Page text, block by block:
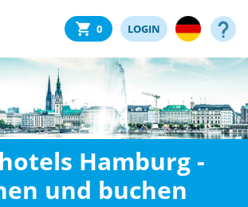
0 LOGIN
Hamburg -
und buchen